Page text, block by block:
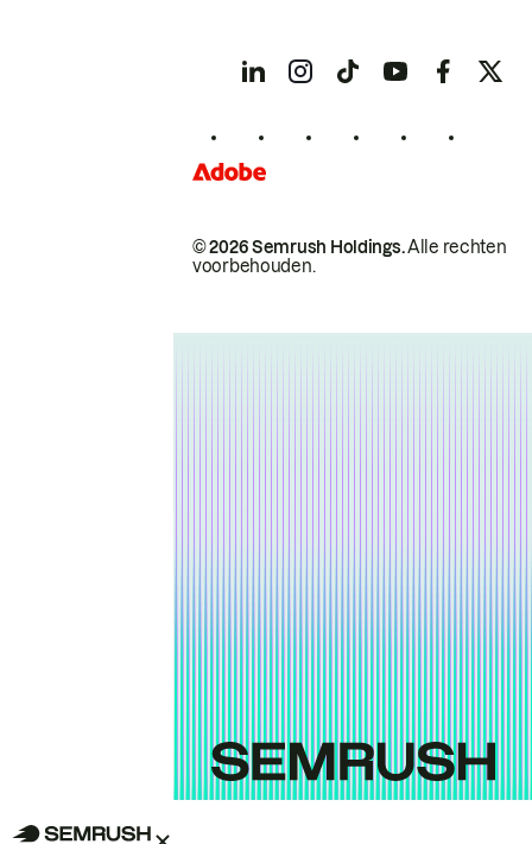
© 2026 Semrush Holdings.Alle rechten
voorbehouden.